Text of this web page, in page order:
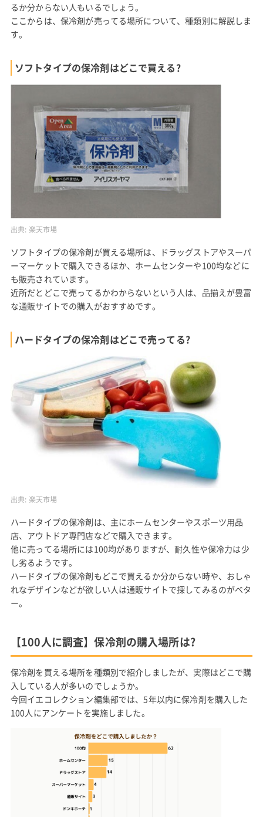
るか分からない人もいるでしょう。
ここからは、保冷剤が売ってる場所について、種類別に解説しま
す。
ソフトタイプの保冷剤はどこで買える?
出典: 楽天市場
ソフトタイプの保冷剤が買える場所は、ドラッグストアやスーパ
ーマーケットで購入できるほか、ホームセンターや100均などに
も販売されています。
近所だとどこで売ってるかわからないという人は、品揃えが豊富
な通販サイトでの購入がおすすめです。
ハードタイプの保冷剤はどこで売ってる?
出典: 楽天市場
ハードタイプの保冷剤は、主にホームセンターやスポーツ用品
店、アウトドア専門店などで購入できます。
他に売ってる場所には100均がありますが、耐久性や保冷力は少
し劣るようです。
ハードタイプの保冷剤もどこで買えるか分からない時や、おしゃ
れなデザインなどが欲しい人は通販サイトで探してみるのがベタ
ー。
【100人に調査】保冷剤の購入場所は?
保冷剤を買える場所を種類別で紹介しましたが、実際はどこで購
入している人が多いのでしょうか。
今回イエコレクション編集部では、5年以内に保冷剤を購入した
100人にアンケートを実施しました。